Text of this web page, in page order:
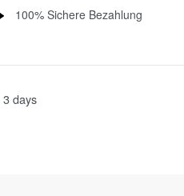
100% Sichere Bezahlung
3 days